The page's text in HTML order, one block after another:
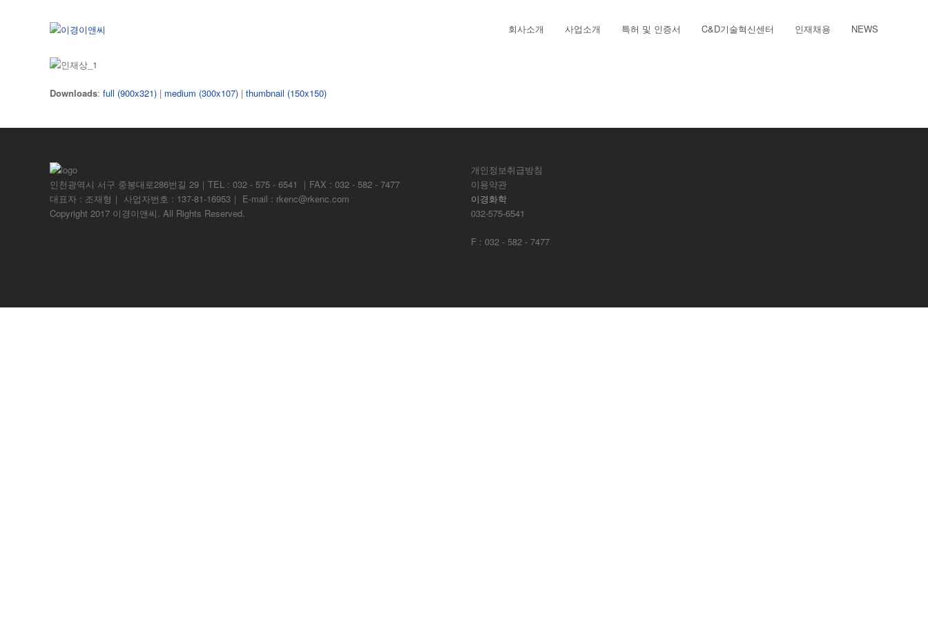
회사소개 사업소개 특허 및 인증서 C&D기술혁신센터 인재채용 NEWS
Downloads: full (900x321) | medium (300x107) | thumbnail (150x150)
인천광역시 서구 중봉대로286번길 29｜TEL : 032 - 575 - 6541 ｜FAX : 032 - 582 - 7477
대표자 : 조재형｜ 사업자번호 : 137-81-16953｜ E-mail : rkenc@rkenc.com
Copyright 2017 이경이앤씨. All Rights Reserved.
개인정보취급방침
이용약관
이경화학
032-575-6541
F : 032 - 582 - 7477